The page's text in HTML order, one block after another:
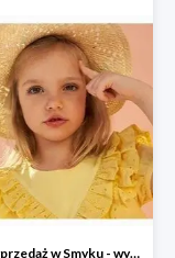
Letnia wyprzedaż w Smyku - wybrane ubrania i buty do -50%